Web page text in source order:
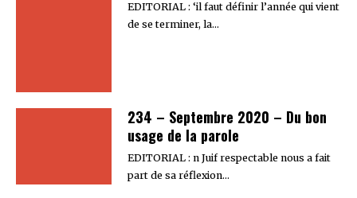
EDITORIAL : ‘il faut définir l’année qui vient
de se terminer, la…
234 – Septembre 2020 – Du bon
usage de la parole
EDITORIAL : n Juif respectable nous a fait
part de sa réflexion…